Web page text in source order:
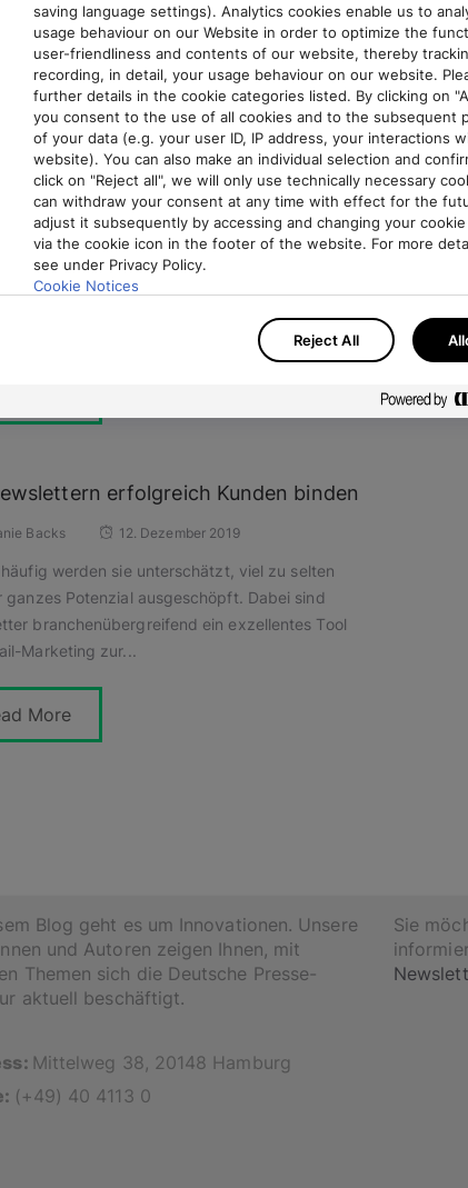
More
Experiment: Wie wir die neue
für uns nutzen können
Wehr 1. September 2020
bedeutet zunächst einmal Stress: Ohne
und klare Regeln fehlen Sicherheit und
privat wie...
erfolgreich Kunden binden
Backs 12. Dezember 2019
häufig werden sie unterschätzt, viel zu selten
ganzes Potenzial ausgeschöpft. Dabei sind
branchenübergreifend ein exzellentes Tool
Marketing zur...
More
Blog geht es um Innovationen. Unsere
und Autoren zeigen Ihnen, mit
Themen sich die Deutsche Presse-
aktuell beschäftigt.
Mittelweg 38, 20148 Hamburg
(+49) 40 4113 0
Sie
saving language settings). Analytics cookies enable us to
usage behaviour on our Website in order to optimize the
user-friendliness and contents of our website, thereby
recording, in detail, your usage behaviour on our website.
further details in the cookie categories listed. By clicking on
you consent to the use of all cookies and to the subsequent
of your data (e.g. your user ID, IP address, your interactions
website). You can also make an individual selection and
click on "Reject all", we will only use technically necessary
can withdraw your consent at any time with effect for the
adjust it subsequently by accessing and changing your
via the cookie icon in the footer of the website. For more
see under Privacy Policy.
Cookie Notices
There you can also adjust or revoke your consent at any time.
Reject All